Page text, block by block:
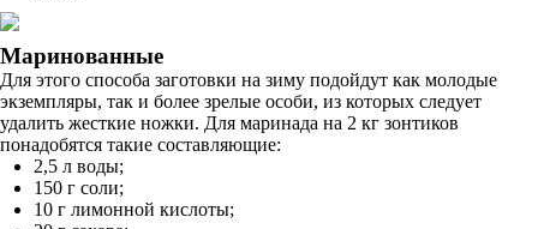
Маринованные
Для этого способа заготовки на зиму подойдут как молодые
экземпляры, так и более зрелые особи, из которых следует
удалить жесткие ножки. Для маринада на 2 кг зонтиков
понадобятся такие составляющие:
2,5 л воды;
150 г соли;
10 г лимонной кислоты;